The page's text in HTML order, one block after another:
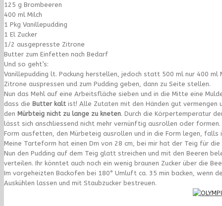
125 g Brombeeren
400 ml Milch
1 Pkg Vanillepudding
1 El Zucker
1/2 ausgepresste Zitrone
Butter zum Einfetten nach Bedarf
Und so geht’s:
Vanillepudding lt. Packung herstellen, jedoch statt 500 ml nur 400 ml
Zitrone auspressen und zum Pudding geben, dann zu Seite stellen.
Nun das Mehl auf eine Arbeitsfläche sieben und in die Mitte eine
dass die Butter kalt ist! Alle Zutaten mit den Händen gut vermengen
den Mürbteig nicht zu lange zu kneten. Durch die Körpertemperatur
lässt sich anschliessend nicht mehr vernünftig ausrollen oder formen.
Form ausfetten, den Mürbeteig ausrollen und in die Form legen,
Meine Tarteform hat einen Dm von 28 cm, bei mir hat der Teig für
Nun den Pudding auf dem Teig glatt streichen und mit den Beeren
verteilen. Ihr könntet auch noch ein wenig braunen Zucker über die
Im vorgeheizten Backofen bei 180° Umluft ca. 35 min backen, wenn
Auskühlen lassen und mit Staubzucker bestreuen.